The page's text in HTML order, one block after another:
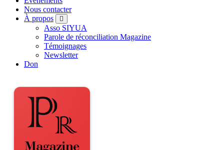
Nous contacter
À propos
Asso SIYUA
Parole de réconciliation Magazine
Témoignages
Newsletter
Don